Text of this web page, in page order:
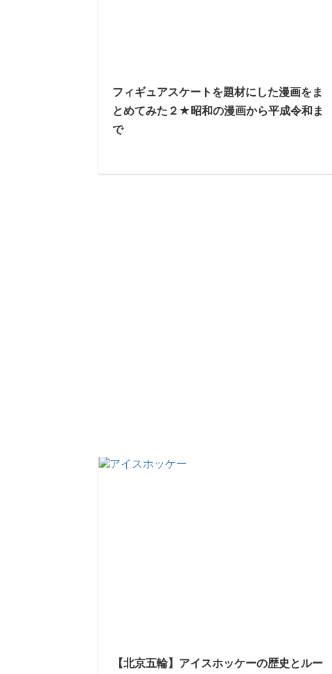
フィギュアスケートを題材にした漫画をま
とめてみた２★昭和の漫画から平成令和ま
で
【北京五輪】アイスホッケーの歴史とルー